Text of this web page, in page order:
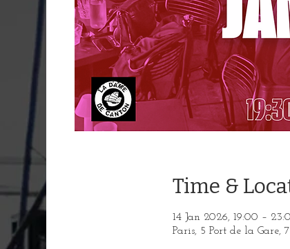
Time &
14 Jan 2026, 19:00 –
Paris, 5 Port de la Gare,